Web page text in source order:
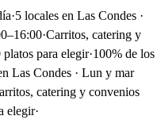
·5 locales en Las Condes ·
·Carritos, catering y
platos para elegir·100% de los
Las Condes · Lun y mar
catering y convenios
elegir·